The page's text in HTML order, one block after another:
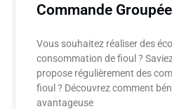
Commande
Vous souhaitez réaliser des
consommation de fioul ?
propose régulièrement des
fioul ? Découvrez comment
avantageuse